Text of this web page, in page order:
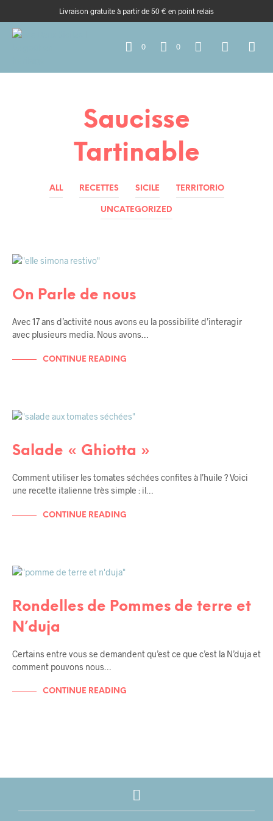
Livraison gratuite à partir de 50 € en point relais
0 0
Saucisse
Tartinable
ALL RECETTES SICILE TERRITORIO
UNCATEGORIZED
On Parle de nous
Avec 17 ans d’activité nous avons eu la possibilité d’interagir
avec plusieurs media. Nous avons…
CONTINUE READING
Salade « Ghiotta »
Comment utiliser les tomates séchées confites à l’huile ? Voici
une recette italienne très simple : il…
CONTINUE READING
Rondelles de Pommes de terre et
N’duja
Certains entre vous se demandent qu’est ce que c’est la N’duja et
comment pouvons nous…
CONTINUE READING